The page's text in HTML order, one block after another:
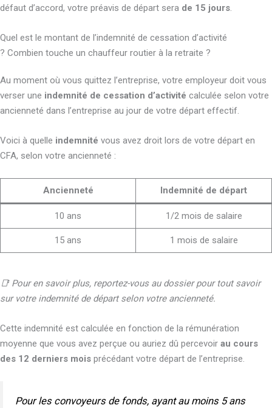
défaut d’accord, votre préavis de départ sera de 15 jours.
Quel est le montant de l’indemnité de cessation d’activité
? Combien touche un chauffeur routier à la retraite ?
Au moment où vous quittez l’entreprise, votre employeur doit vous
verser une indemnité de cessation d’activité calculée selon votre
ancienneté dans l’entreprise au jour de votre départ effectif.
Voici à quelle indemnité vous avez droit lors de votre départ en
CFA, selon votre ancienneté :
Ancienneté Indemnité de départ
10 ans 1/2 mois de salaire
15 ans 1 mois de salaire
📑 Pour en savoir plus, reportez-vous au dossier pour tout savoir
sur votre indemnité de départ selon votre ancienneté.
Cette indemnité est calculée en fonction de la rémunération
moyenne que vous avez perçue ou auriez dû percevoir au cours
des 12 derniers mois précédant votre départ de l’entreprise.
Pour les convoyeurs de fonds, ayant au moins 5 ans